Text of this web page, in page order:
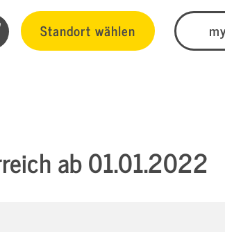
Standort wählen
ab 01.01.2022